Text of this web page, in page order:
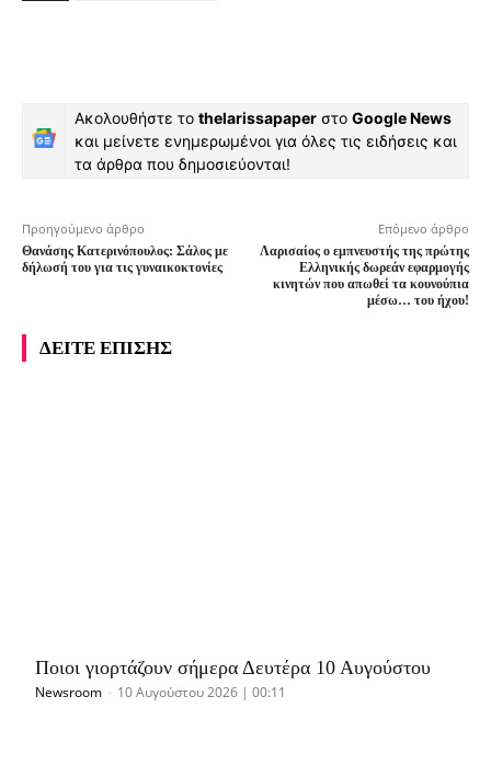
Ακολουθήστε το thelarissapaper στο Google News
και μείνετε ενημερωμένοι για όλες τις ειδήσεις και
τα άρθρα που δημοσιεύονται!
Προηγούμενο άρθρο
Θανάσης Κατερινόπουλος: Σάλος με
δήλωσή του για τις γυναικοκτονίες
Επόμενο άρθρο
Λαρισαίος ο εμπνευστής της πρώτης
Ελληνικής δωρεάν εφαρμογής
κινητών που απωθεί τα κουνούπια
μέσω… του ήχου!
ΔΕΙΤΕ ΕΠΙΣΗΣ
Ποιοι γιορτάζουν σήμερα Δευτέρα 10 Αυγούστου
Newsroom - 10 Αυγούστου 2026 | 00:11